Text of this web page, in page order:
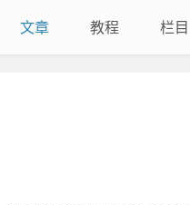
文章 教程 栏目